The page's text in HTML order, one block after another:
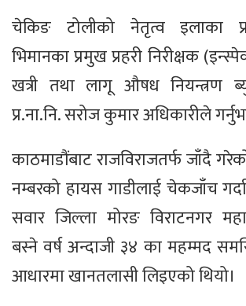
चेकिङ टोलीको नेतृत्व इलाका
भिमानका प्रमुख प्रहरी निरीक्षक
खत्री तथा लागू औषध नियन्त्रण
प्र.ना.नि. सरोज कुमार अधिकारीले
काठमाडौंबाट राजविराजतर्फ जाँदै
नम्बरको हायस गाडीलाई चेकजाँच
सवार जिल्ला मोरङ विराटनगर
बस्ने वर्ष अन्दाजी ३४ का महम्मद
आधारमा खानतलासी लिइएको थियो।